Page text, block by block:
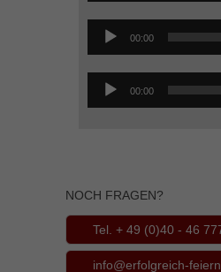
Audio-
Player
00:00
Audio-
Player
00:00
NOCH FRAGEN?
Tel. + 49 (0)40 - 46
info@erfolgreich-